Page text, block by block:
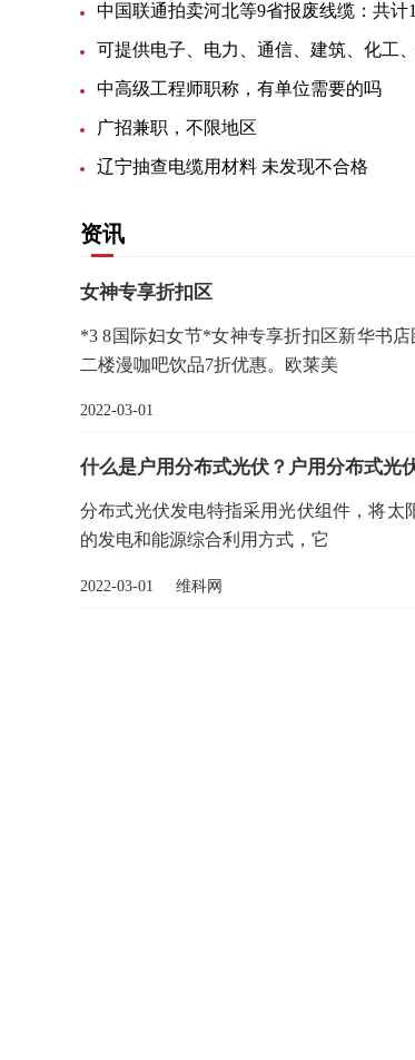
中高级工程师职称，有单位需要的吗
广招兼职，不限地区
辽宁抽查电缆用材料 未发现不合格
资讯
女神专享折扣区
*3 8国际妇女节*女神专享折扣区新华书
二楼漫咖吧饮品7折优惠。欧莱美
2022-03-01
什么是户用分布式光伏？户用分布式光
分布式光伏发电特指采用光伏组件，将
的发电和能源综合利用方式，它
2022-03-01 维科网